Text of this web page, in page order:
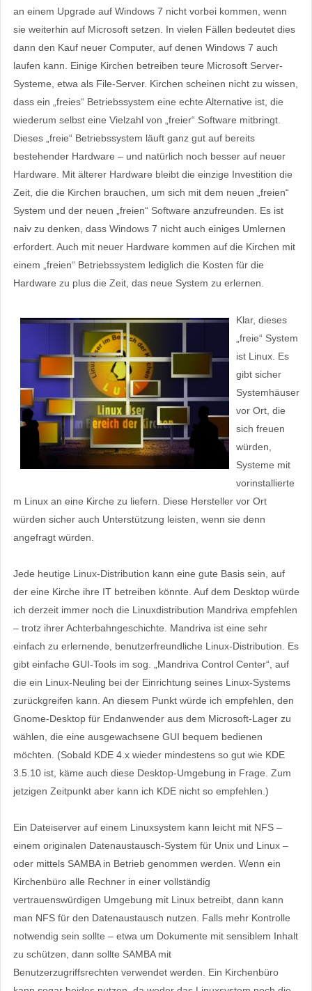
an einem Upgrade auf Windows 7 nicht vorbei kommen, wenn
sie weiterhin auf Microsoft setzen. In vielen Fällen bedeutet dies
dann den Kauf neuer Computer, auf denen Windows 7 auch
laufen kann. Einige Kirchen betreiben teure Microsoft Server-
Systeme, etwa als File-Server. Kirchen scheinen nicht zu wissen,
dass ein „freies“ Betriebssystem eine echte Alternative ist, die
wiederum selbst eine Vielzahl von „freier“ Software mitbringt.
Dieses „freie“ Betriebssystem läuft ganz gut auf bereits
bestehender Hardware – und natürlich noch besser auf neuer
Hardware. Mit älterer Hardware bleibt die einzige Investition die
Zeit, die die Kirchen brauchen, um sich mit dem neuen „freien“
System und der neuen „freien“ Software anzufreunden. Es ist
naiv zu denken, dass Windows 7 nicht auch einiges Umlernen
erfordert. Auch mit neuer Hardware kommen auf die Kirchen mit
einem „freien“ Betriebssystem lediglich die Kosten für die
Hardware zu plus die Zeit, das neue System zu erlernen.
Klar, dieses
„freie“ System
ist Linux. Es
gibt sicher
Systemhäuser
vor Ort, die
sich freuen
würden,
Systeme mit
vorinstallierte
m Linux an eine Kirche zu liefern. Diese Hersteller vor Ort
würden sicher auch Unterstützung leisten, wenn sie denn
angefragt würden.
Jede heutige Linux-Distribution kann eine gute Basis sein, auf
der eine Kirche ihre IT betreiben könnte. Auf dem Desktop würde
ich derzeit immer noch die Linuxdistribution Mandriva empfehlen
– trotz ihrer Achterbahngeschichte. Mandriva ist eine sehr
einfach zu erlernende, benutzerfreundliche Linux-Distribution. Es
gibt einfache GUI-Tools im sog. „Mandriva Control Center“, auf
die ein Linux-Neuling bei der Einrichtung seines Linux-Systems
zurückgreifen kann. An diesem Punkt würde ich empfehlen, den
Gnome-Desktop für Endanwender aus dem Microsoft-Lager zu
wählen, die eine ausgewachsene GUI bequem bedienen
möchten. (Sobald KDE 4.x wieder mindestens so gut wie KDE
3.5.10 ist, käme auch diese Desktop-Umgebung in Frage. Zum
jetzigen Zeitpunkt aber kann ich KDE nicht so empfehlen.)
Ein Dateiserver auf einem Linuxsystem kann leicht mit NFS –
einem originalen Datenaustausch-System für Unix und Linux –
oder mittels SAMBA in Betrieb genommen werden. Wenn ein
Kirchenbüro alle Rechner in einer vollständig
vertrauenswürdigen Umgebung mit Linux betreibt, dann kann
man NFS für den Datenaustausch nutzen. Falls mehr Kontrolle
notwendig sein sollte – etwa um Dokumente mit sensiblem Inhalt
zu schützen, dann sollte SAMBA mit
Benutzerzugriffsrechten verwendet werden. Ein Kirchenbüro